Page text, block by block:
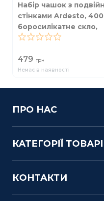
Набір чашок з
стінками Ardesto,
боросилікатне скло,
прозорий
479 грн
Немає в наявності
ПРО НАС
КАТЕГОРІЇ
КОНТАКТИ